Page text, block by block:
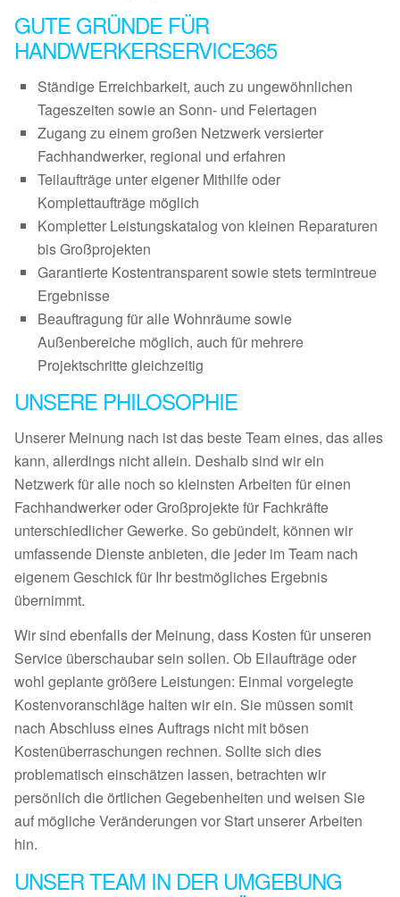
GUTE GRÜNDE FÜR
HANDWERKERSERVICE365
Ständige Erreichbarkeit, auch zu ungewöhnlichen
Tageszeiten sowie an Sonn- und Feiertagen
Zugang zu einem großen Netzwerk versierter
Fachhandwerker, regional und erfahren
Teilaufträge unter eigener Mithilfe oder
Komplettaufträge möglich
Kompletter Leistungskatalog von kleinen Reparaturen
bis Großprojekten
Garantierte Kostentransparent sowie stets termintreue
Ergebnisse
Beauftragung für alle Wohnräume sowie
Außenbereiche möglich, auch für mehrere
Projektschritte gleichzeitig
UNSERE PHILOSOPHIE
Unserer Meinung nach ist das beste Team eines, das alles
kann, allerdings nicht allein. Deshalb sind wir ein
Netzwerk für alle noch so kleinsten Arbeiten für einen
Fachhandwerker oder Großprojekte für Fachkräfte
unterschiedlicher Gewerke. So gebündelt, können wir
umfassende Dienste anbieten, die jeder im Team nach
eigenem Geschick für Ihr bestmögliches Ergebnis
übernimmt.
Wir sind ebenfalls der Meinung, dass Kosten für unseren
Service überschaubar sein sollen. Ob Eilaufträge oder
wohl geplante größere Leistungen: Einmal vorgelegte
Kostenvoranschläge halten wir ein. Sie müssen somit
nach Abschluss eines Auftrags nicht mit bösen
Kostenüberraschungen rechnen. Sollte sich dies
problematisch einschätzen lassen, betrachten wir
persönlich die örtlichen Gegebenheiten und weisen Sie
auf mögliche Veränderungen vor Start unserer Arbeiten
hin.
UNSER TEAM IN DER UMGEBUNG